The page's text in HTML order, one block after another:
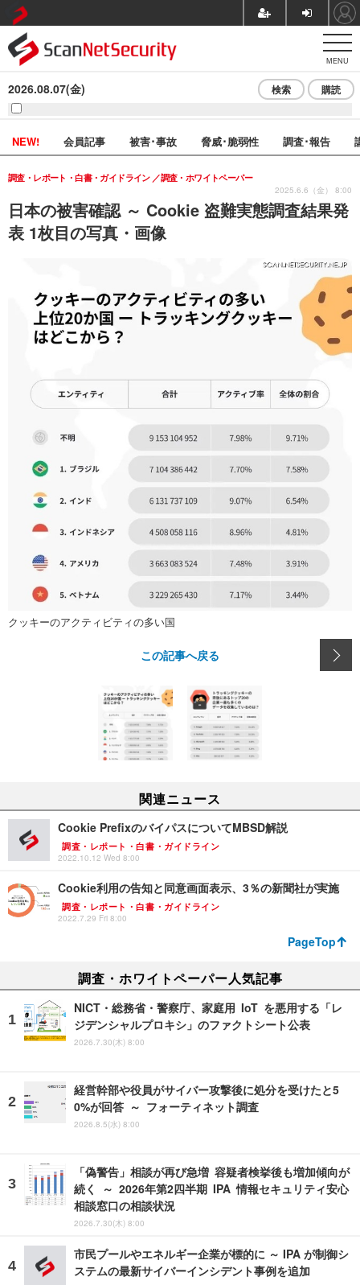
MENU
2026.08.07(金) 検索 購読
NEW! 会員記事 被害･事故 脅威･脆弱性 調査･報告
日本の被害確認 ～ Cookie 盗難実態調査結果発
表 1枚目の写真・画像
調査・レポート・白書・ガイドライン 調査・ホワイトペーパー
2025.6.6（金） 8:00
クッキーのアクティビティの多い国
この記事へ戻る
関連ニュース
Cookie PrefixのバイパスについてMBSD解説
調査・レポート・白書・ガイドライン
2022.10.12 Wed 8:00
Cookie利用の告知と同意画面表示、3％の新聞社が実施
調査・レポート・白書・ガイドライン
2022.7.29 Fri 8:00
PageTop
調査・ホワイトペーパー人気記事
NICT・総務省・警察庁、家庭用 IoT を悪用する「レ
ジデンシャルプロキシ」のファクトシート公表
2026.7.30(木) 8:00
経営幹部や役員がサイバー攻撃後に処分を受けたと5
0%が回答 ～ フォーティネット調査
2026.8.5(水) 8:00
「偽警告」相談が再び急増 容疑者検挙後も増加傾向が
続く ～ 2026年第2四半期 IPA 情報セキュリティ安心
相談窓口の相談状況
2026.7.30(木) 8:00
市民プールやエネルギー企業が標的に ～ IPA が制御シ
ステムの最新サイバーインシデント事例を追加